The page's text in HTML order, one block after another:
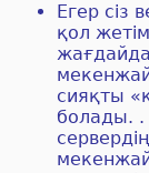
Егер сіз
қол
сияқты
болады.